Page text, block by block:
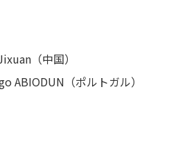
（中国）
ABIODUN（ポルトガル）